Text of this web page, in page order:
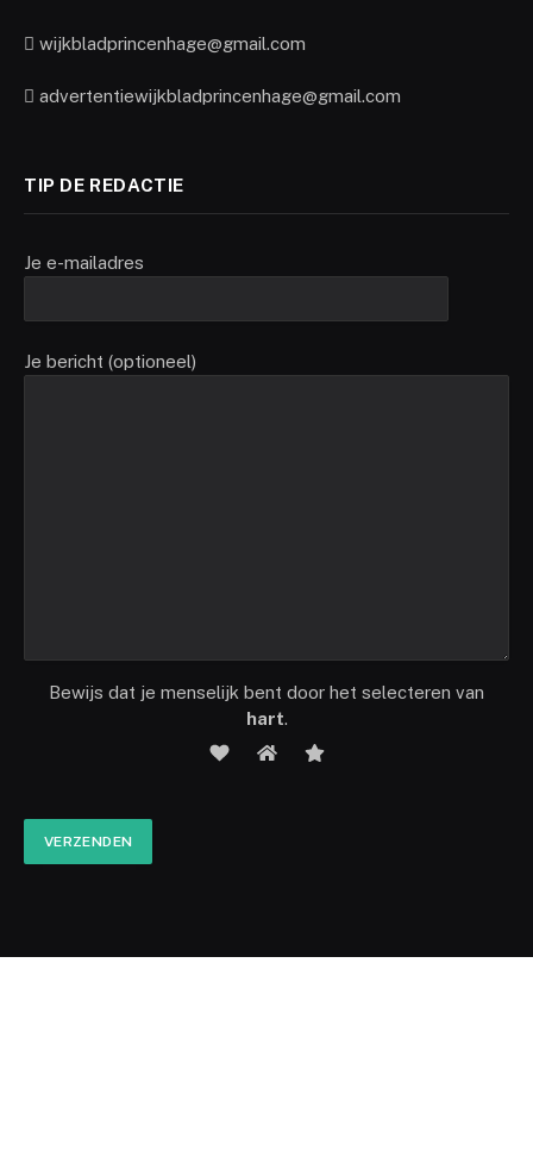
wijkbladprincenhage@gmail.com
advertentiewijkbladprincenhage@gmail.com
TIP DE REDACTIE
Je e-mailadres
Je bericht (optioneel)
Bewijs dat je menselijk bent door het selecteren van
hart.